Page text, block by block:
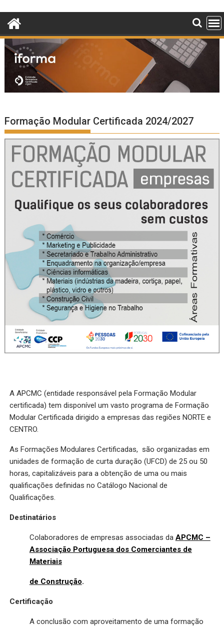
content
Formação Modular Certificada 2024/2027
A APCMC (entidade responsável pela Formação Modular
certificada) tem disponível um vasto programa de Formação
Modular Certificada dirigido a empresas das regiões NORTE e
CENTRO.
As Formações Modulares Certificadas, são organizadas em
unidades de formação de curta duração (UFCD) de 25 ou 50
horas, capitalizáveis para a obtenção de uma ou mais
qualificações definidas no Catálogo Nacional de
Qualificações.
Destinatários
Colaboradores de empresas associadas da APCMC –
Associação Portuguesa dos Comerciantes de
Materiais
de Construção.
Certificação
A conclusão com aproveitamento de uma formação